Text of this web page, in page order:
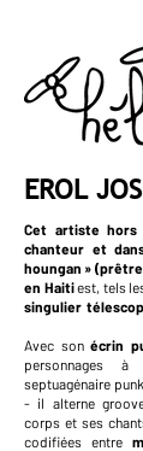
EROL
Cet artiste hors
chanteur et
houngan »
en Haitiest, tels
singulier
Avec sonécrin
personnages
septuagénaire
- il alterne
corps et ses
codifiées entre